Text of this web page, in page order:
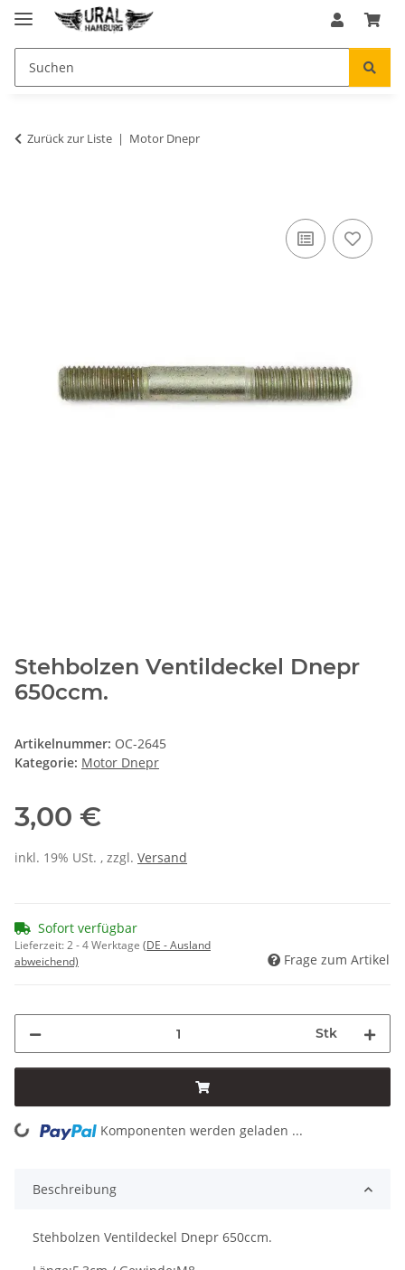
Zurück zur Liste Motor Dnepr
Stehbolzen Ventildeckel Dnepr
650ccm.
Artikelnummer: OC-2645
Kategorie: Motor Dnepr
3,00 €
inkl. 19% USt. , zzgl. Versand
Sofort verfügbar
Lieferzeit:2 - 4 Werktage (DE - Ausland
abweichend)
Frage zum Artikel
Stk
Loading... Komponenten werden geladen ...
Beschreibung
Stehbolzen Ventildeckel Dnepr 650ccm.